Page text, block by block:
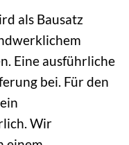
als Bausatz
Eine ausführliche
bei. Für den
Wir